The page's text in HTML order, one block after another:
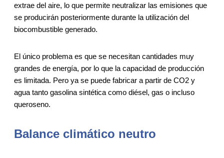
extrae del aire, lo que permite neutralizar las emisiones que
se producirán posteriormente durante la utilización del
biocombustible generado.
El único problema es que se necesitan cantidades muy
grandes de energía, por lo que la capacidad de producción
es limitada. Pero ya se puede fabricar a partir de CO2 y
agua tanto gasolina sintética como diésel, gas o incluso
queroseno.
Balance climático neutro